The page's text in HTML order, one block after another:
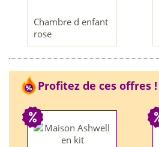
Chambre d enfant
rose
Profitez de ces offres !